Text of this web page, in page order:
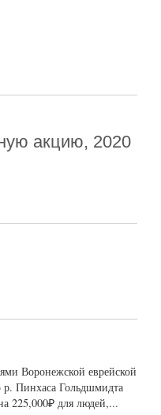
акцию, 2020
Воронежской еврейской
Пинхаса Гольдшмидта
225,000₽ для людей,...